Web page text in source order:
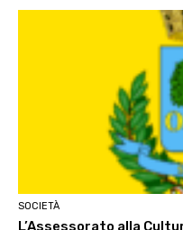
SOCIETÀ
L’Assessorato alla